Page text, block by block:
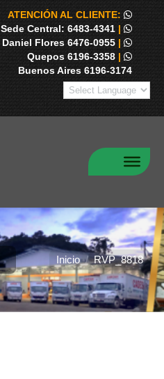
ATENCIÓN AL CLIENTE:
Sede Central: 6483-4341 |
Daniel Flores 6476-0955 |
Quepos 6196-3358 |
Buenos Aires 6196-3174
Estás aquí:Inicio RVP_8818